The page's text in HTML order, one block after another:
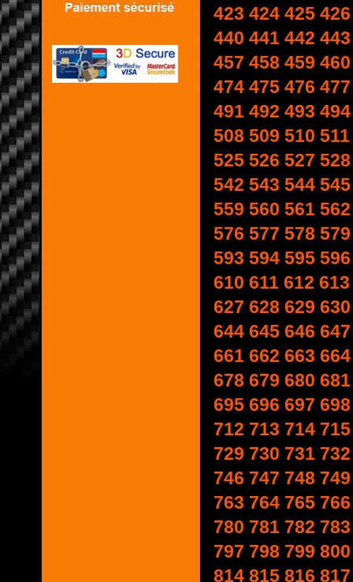
423 424 425 426
440 441 442 443
457 458 459 460
474 475 476 477
491 492 493 494
508 509 510 511
525 526 527 528
542 543 544 545
559 560 561 562
576 577 578 579
593 594 595 596
610 611 612 613
627 628 629 630
644 645 646 647
661 662 663 664
678 679 680 681
695 696 697 698
712 713 714 715
729 730 731 732
746 747 748 749
763 764 765 766
780 781 782 783
797 798 799 800
814 815 816 817